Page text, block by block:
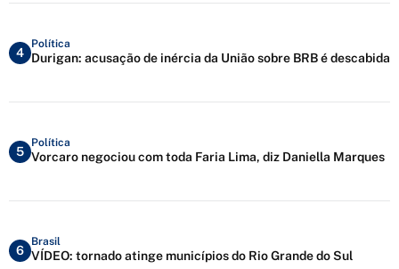
4
Política
Durigan: acusação de inércia da União sobre BRB é descabida
5
Política
Vorcaro negociou com toda Faria Lima, diz Daniella Marques
6
Brasil
VÍDEO: tornado atinge municípios do Rio Grande do Sul